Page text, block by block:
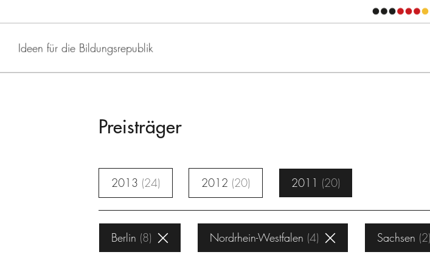
Ideen für die Bildungsrepublik
Preisträger
2013 24 2012 20 2011 20
Berlin 8 Nordrhein-Westfalen 4 Sachsen 2